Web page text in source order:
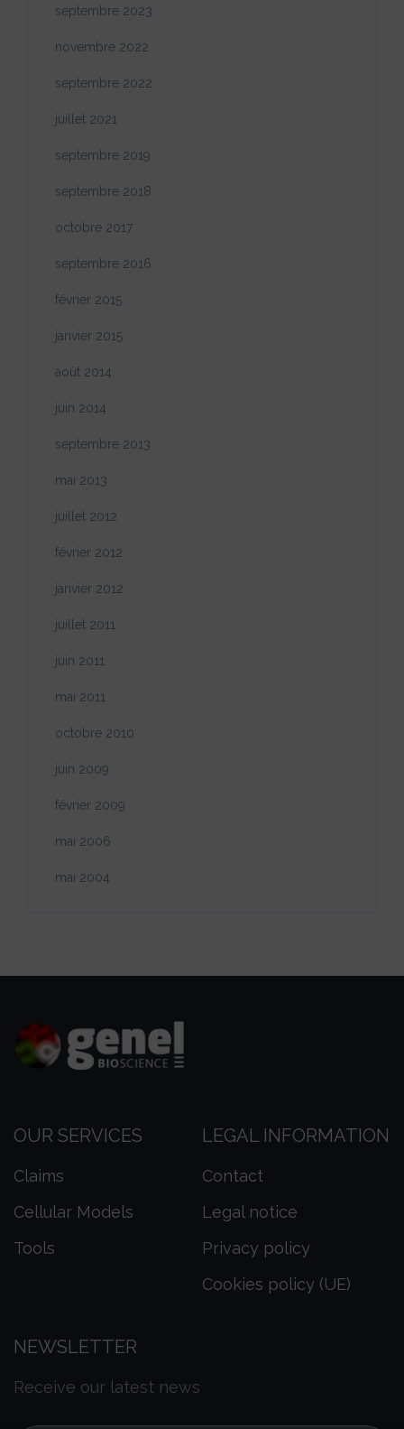
septembre 2023
novembre 2022
septembre 2022
juillet 2021
septembre 2019
septembre 2018
octobre 2017
septembre 2016
février 2015
janvier 2015
août 2014
juin 2014
septembre 2013
mai 2013
juillet 2012
février 2012
janvier 2012
juillet 2011
juin 2011
mai 2011
octobre 2010
juin 2009
février 2009
mai 2006
mai 2004
OUR SERVICES
Claims
Cellular Models
Tools
LEGAL INFORMATION
Contact
Legal notice
Privacy policy
Cookies policy (UE)
NEWSLETTER
Receive our latest news